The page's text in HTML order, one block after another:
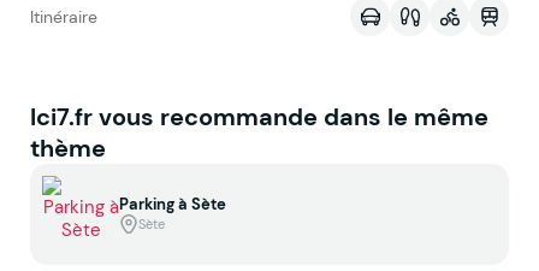
Itinéraire
Ici7.fr vous recommande dans le même
thème
Parking à Sète
Sète